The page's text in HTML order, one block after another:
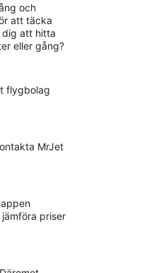
och
att täcka
dig att hitta
eller gång?
flygbolag
MrJet
priser